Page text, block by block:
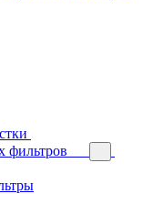
фильтров